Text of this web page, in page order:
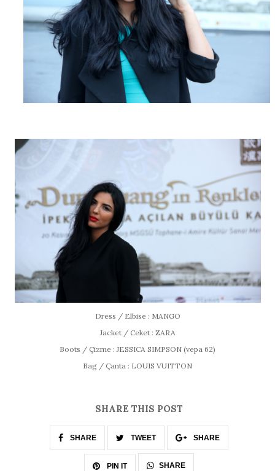
Dress / Elbise : MANGO
Jacket / Ceket : ZARA
Boots / Çizme : JESSICA SIMPSON (vepa 62)
Bag / Çanta : LOUIS VUITTON
SHARE THIS POST
SHARE TWEET SHARE
PIN IT SHARE